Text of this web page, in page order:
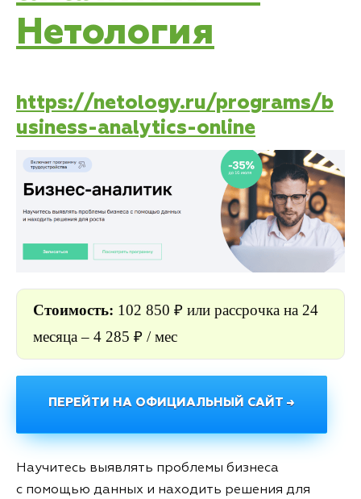
Нетология
https://netology.ru/programs/b
usiness-analytics-online
Стоимость: 102 850 ₽ или рассрочка на 24
месяца – 4 285 ₽ / мес
ПЕРЕЙТИ НА ОФИЦИАЛЬНЫЙ САЙТ →
Научитесь выявлять проблемы бизнеса
с помощью данных и находить решения для